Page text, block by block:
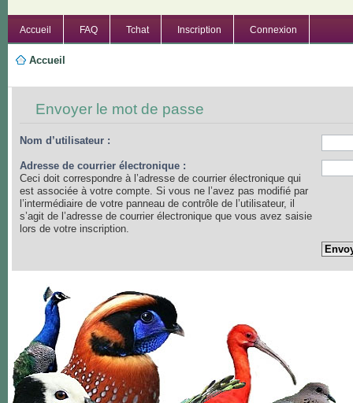
Accueil FAQ Tchat Inscription Connexion
Accueil
Envoyer le mot de passe
Nom d’utilisateur :
Adresse de courrier électronique :
Ceci doit correspondre à l’adresse de courrier électronique qui
est associée à votre compte. Si vous ne l’avez pas modifié par
l’intermédiaire de votre panneau de contrôle de l’utilisateur, il
s’agit de l’adresse de courrier électronique que vous avez saisie
lors de votre inscription.